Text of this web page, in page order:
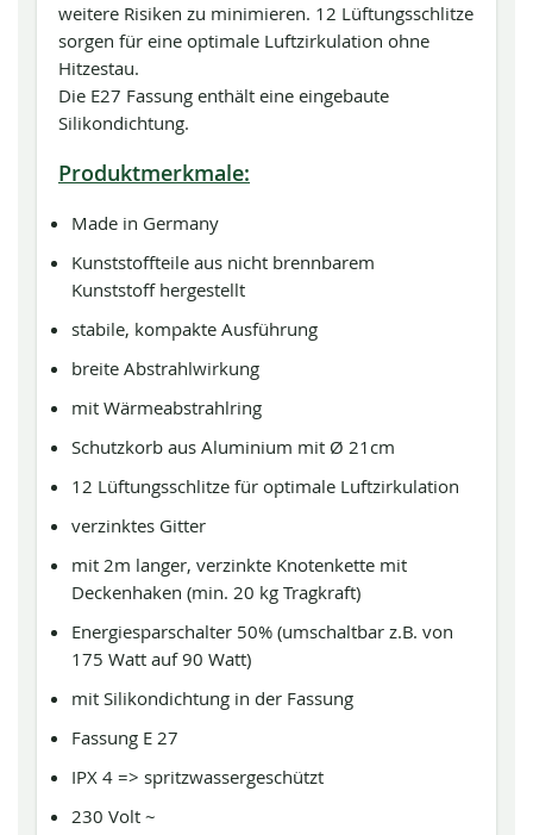
weitere Risiken zu minimieren. 12 Lüftungsschlitze
sorgen für eine optimale Luftzirkulation ohne
Hitzestau.
Die E27 Fassung enthält eine eingebaute
Silikondichtung.
Produktmerkmale:
Made in Germany
Kunststoffteile aus nicht brennbarem
Kunststoff hergestellt
stabile, kompakte Ausführung
breite Abstrahlwirkung
mit Wärmeabstrahlring
Schutzkorb aus Aluminium mit Ø 21cm
12 Lüftungsschlitze für optimale Luftzirkulation
verzinktes Gitter
mit 2m langer, verzinkte Knotenkette mit
Deckenhaken (min. 20 kg Tragkraft)
Energiesparschalter 50% (umschaltbar z.B. von
175 Watt auf 90 Watt)
mit Silikondichtung in der Fassung
Fassung E 27
IPX 4 => spritzwassergeschützt
230 Volt ~